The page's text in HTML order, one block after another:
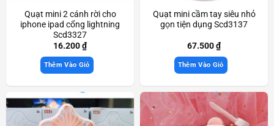
Quạt mini 2 cánh rời cho
iphone ipad cổng lightning
Scd3327
16.200₫
Thêm Vào Giỏ
Quạt mini cầm tay siêu nhỏ
gọn tiện dụng Scd3137
67.500₫
Thêm Vào Giỏ